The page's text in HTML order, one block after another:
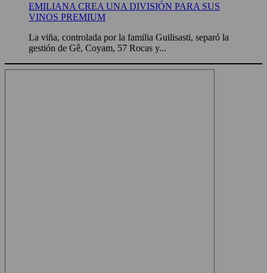
EMILIANA CREA UNA DIVISIÓN PARA SUS
VINOS PREMIUM
La viña, controlada por la familia Guilisasti, separó la
gestión de Gê, Coyam, 57 Rocas y...